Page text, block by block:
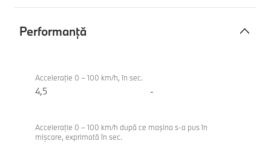
Performanţă
M340i
xDrive
Acceleraţie 0 – 100 km/h, în sec.
4,5 -
Acceleraţie 0 – 100 km/h după ce maşina s-a pus în
mişcare, exprimată în sec.